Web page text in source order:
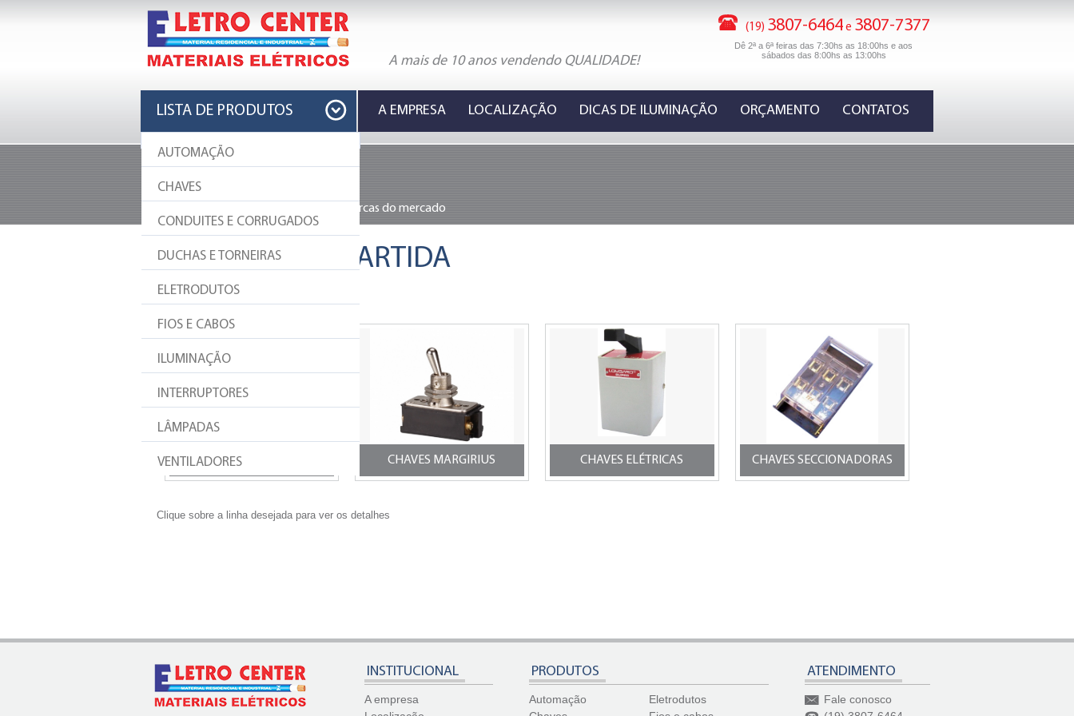
A mais de 10 anos vendendo QUALIDADE!
(19) 3807-6464e 3807-7377
Dê 2ª a 6ª feiras das 7:30hs as 18:00hs e aos
sábados das 8:00hs as 13:00hs
LISTA DE PRODUTOS
AUTOMAÇÃO
CHAVES
CONDUITES E CORRUGADOS
DUCHAS E TORNEIRAS
ELETRODUTOS
FIOS E CABOS
ILUMINAÇÃO
INTERRUPTORES
LÂMPADAS
VENTILADORES
A EMPRESA LOCALIZAÇÃO DICAS DE ILUMINAÇÃO ORÇAMENTO CONTATOS
PRODUTOS
Sempre as melhores e mais famosas marcas do mercado
CHAVES DE PARTIDA
Chaves
CHAVES DE PARTIDA CHAVES MARGIRIUS CHAVES ELÉTRICAS CHAVES SECCIONADORAS
Clique sobre a linha desejada para ver os detalhes
INSTITUCIONAL
A empresa
PRODUTOS
Automação
Eletrodutos
ATENDIMENTO
Fale conosco